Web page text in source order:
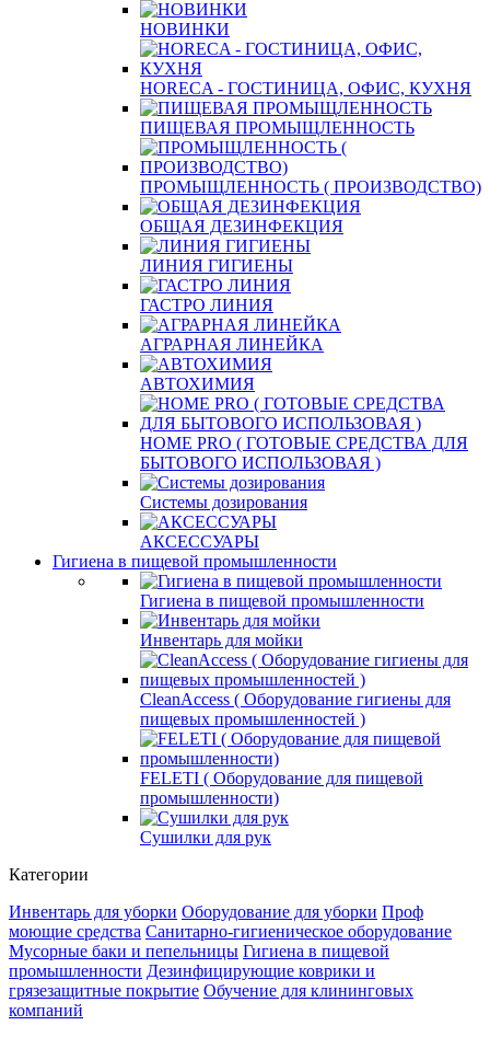
НОВИНКИ
HORECA - ГОСТИНИЦА, ОФИС, КУХНЯ
ПИЩЕВАЯ ПРОМЫЩЛЕННОСТЬ
ПРОМЫЩЛЕННОСТЬ ( ПРОИЗВОДСТВО)
ОБЩАЯ ДЕЗИНФЕКЦИЯ
ЛИНИЯ ГИГИЕНЫ
ГАСТРО ЛИНИЯ
АГРАРНАЯ ЛИНЕЙКА
АВТОХИМИЯ
HOME PRO ( ГОТОВЫЕ СРЕДСТВА ДЛЯ
БЫТОВОГО ИСПОЛЬЗОВАЯ )
Системы дозирования
АКСЕССУАРЫ
Гигиена в пищевой промышленности
Гигиена в пищевой промышленности
Инвентарь для мойки
СleanAccess ( Оборудование гигиены для
пищевых промышленностей )
FELETI ( Оборудование для пищевой
промышленности)
Сушилки для рук
Категории
Инвентарь для уборки Оборудование для уборки Проф
моющие средства Санитарно-гигиеническое оборудование
Мусорные баки и пепельницы Гигиена в пищевой
промышленности Дезинфицирующие коврики и
грязезащитные покрытие Обучение для клининговых
компаний